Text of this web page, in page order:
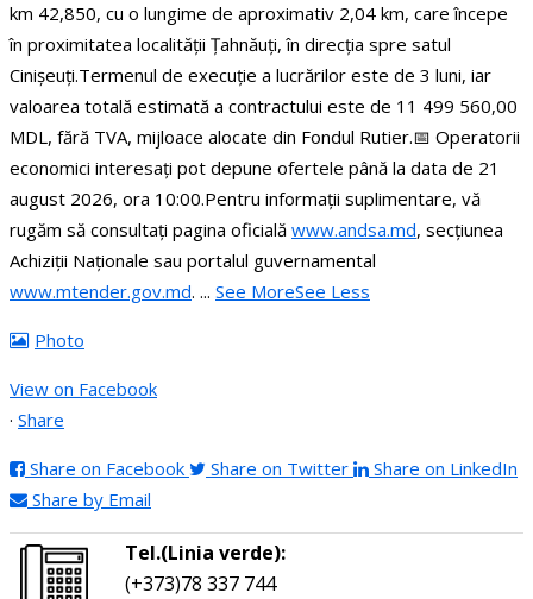
km 42,850, cu o lungime de aproximativ 2,04 km, care începe
în proximitatea localității Țahnăuți, în direcția spre satul
Cinișeuți.Termenul de execuție a lucrărilor este de 3 luni, iar
valoarea totală estimată a contractului este de 11 499 560,00
MDL, fără TVA, mijloace alocate din Fondul Rutier.📅 Operatorii
economici interesați pot depune ofertele până la data de 21
august 2026, ora 10:00.Pentru informații suplimentare, vă
rugăm să consultați pagina oficială www.andsa.md, secțiunea
Achiziții Naționale sau portalul guvernamental
www.mtender.gov.md. ... See MoreSee Less
Photo
View on Facebook
· Share
Share on Facebook Share on Twitter
Share on LinkedIn
Share by Email
Tel.(Linia verde):
(+373)78 337 744